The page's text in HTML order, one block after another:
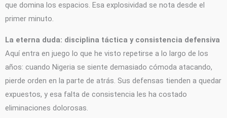
que domina los espacios. Esa explosividad se nota desde el
primer minuto.
La eterna duda: disciplina táctica y consistencia defensiva
Aquí entra en juego lo que he visto repetirse a lo largo de los
años: cuando Nigeria se siente demasiado cómoda atacando,
pierde orden en la parte de atrás. Sus defensas tienden a quedar
expuestos, y esa falta de consistencia les ha costado
eliminaciones dolorosas.